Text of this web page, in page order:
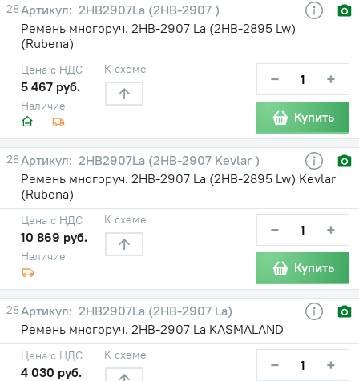
28
2HB2907La (2НВ-2907 )
Ремень многоруч. 2НВ-2907 La (2НВ-2895 Lw)
(Rubena)
Наличие
Цена с НДС
5 467 руб.
К схеме − +
Купить
28
2HB2907La (2НВ-2907 Kevlar )
Ремень многоруч. 2НВ-2907 La (2НВ-2895 Lw) Kevlar
(Rubena)
Наличие
Цена с НДС
10 869 руб.
К схеме − +
Купить
28
2HB2907La (2НВ-2907 La)
Ремень многоруч. 2НВ-2907 La KASMALAND
Цена с НДС
4 030 руб.
К схеме − +